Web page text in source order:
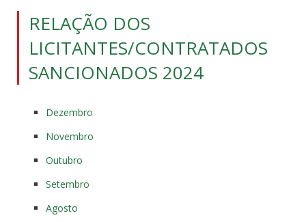
RELAÇÃO DOS
LICITANTES/CONTRATADOS
SANCIONADOS 2024
Dezembro
Novembro
Outubro
Setembro
Agosto